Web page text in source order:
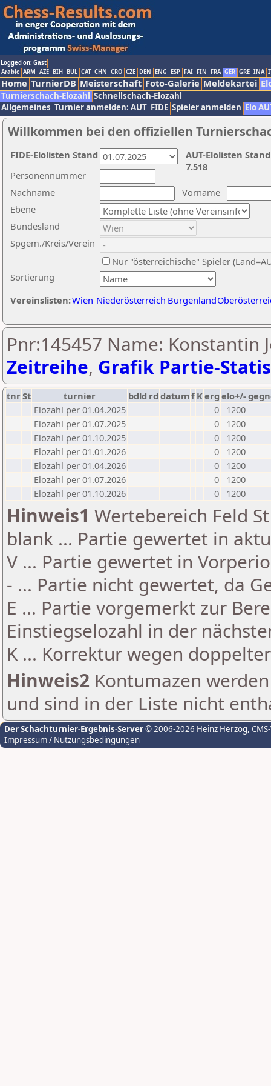
Logged on: Gast
Arabic ARM AZE BIH BUL CAT CHN CRO CZE DEN ENG ESP FAI FIN FRA GER GRE INA
Home TurnierDB Meisterschaft Foto-Galerie Meldekartei
Turnierschach-Elozahl Schnellschach-Elozahl
Allgemeines Turnier anmelden: AUT FIDE Spieler anmelden Elo
Willkommen bei den offiziellen
Nachname
Vorname
Ebene
Sortierung
Personennummer
Bundesland
Spgem./Kreis/Verein
Nur "österreichische" Spieler
Vereinslisten:Wien Niederösterreich Burgenland
AUT-Elolisten
7.518
FIDE-Elolisten Stand
Pnr:145457 Name: Konstantin
Zeitreihe, Grafik Partie-
tnrSt turnier bdld rd datumf Kerg elo+/-
Elozahl per 01.04.2025
0
1200
Elozahl per 01.07.2025
0
1200
Elozahl per 01.10.2025
0
1200
Elozahl per 01.01.2026
0
1200
Elozahl per 01.04.2026
0
1200
Elozahl per 01.07.2026
0
1200
Elozahl per 01.10.2026
0 1200
Hinweis1 Wertebereich Feld
blank ... Partie gewertet in
V ... Partie gewertet in
- ... Partie nicht gewertet, da
E ... Partie vorgemerkt zur
Einstiegselozahl in der
K ... Korrektur wegen
Hinweis2 Kontumazen
und sind in der Liste nicht
Der Schachturnier-Ergebnis-Server© 2006-2026 Heinz Herzog,
Impressum / Nutzungsbedingungen